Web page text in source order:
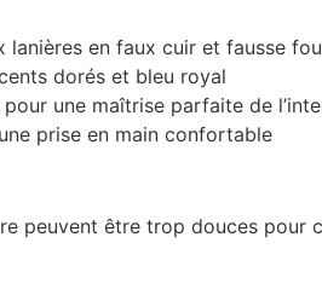
lanières en faux cuir et fausse
dorés et bleu royal
une maîtrise parfaite de
prise en main confortable
peuvent être trop douces pour